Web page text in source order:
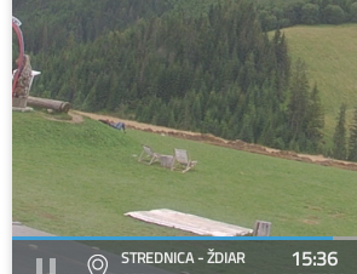
STREDNICA - ŽDIAR
15:36